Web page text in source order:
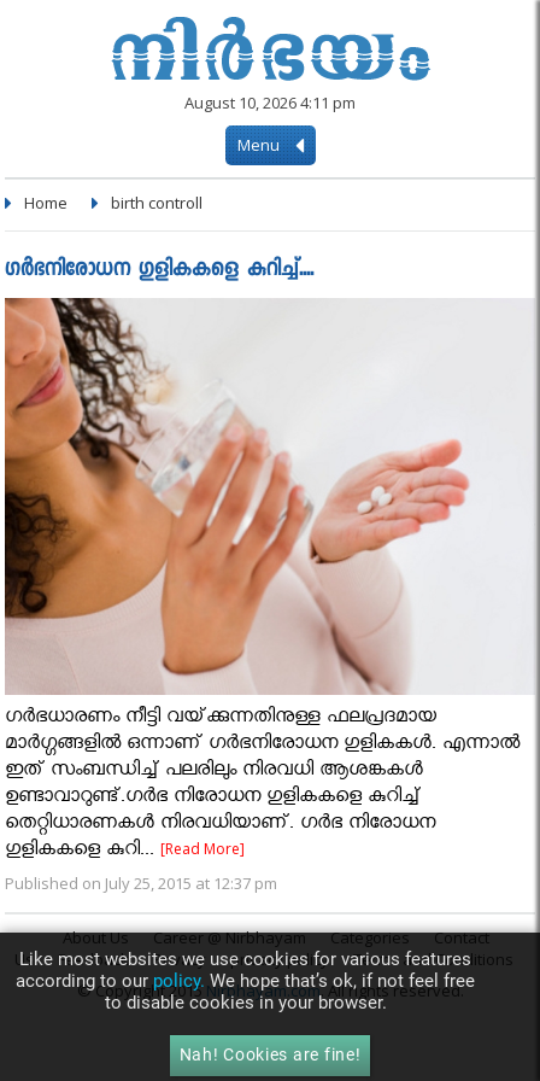
August 10, 2026 4:11 pm
Menu
Home birth controll
ഗര്‍ഭനിരോധന ഗുളികകളെ കുറിച്ച്‌....
ഗര്‍ഭധാരണം നീട്ടി വയ്‌ക്കുന്നതിനുള്ള ഫലപ്രദമായ
മാര്‍ഗ്ഗങ്ങളില്‍ ഒന്നാണ്‌ ഗര്‍ഭനിരോധന ഗുളികകള്‍. എന്നാല്‍
ഇത്‌ സംബന്ധിച്ച്‌ പലരിലും നിരവധി ആശങ്കകള്‍
ഉണ്ടാവാറുണ്ട്‌.ഗര്‍ഭ നിരോധന ഗുളികകളെ കുറിച്ച്‌
തെറ്റിധാരണകള്‍ നിരവധിയാണ്‌. ഗര്‍ഭ നിരോധന
ഗുളികകളെ കുറി...[Read More]
Published on July 25, 2015 at 12:37 pm
About Us Career @ Nirbhayam Categories
Contact
Us
Feedback Privacy privacy policy
Terms and Conditions
© Copyright 2015Nirbhayam.com. All rights reserved.
Like most websites we use cookies for various features
according to ourpolicy.We hope that’s ok, if not feel free
to disable cookies in your browser.
Nah! Cookies are fine!